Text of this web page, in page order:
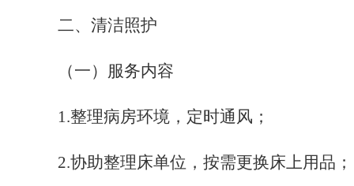
二、清洁照护
（一）服务内容
1.整理病房环境，定时通风；
2.协助整理床单位，按需更换床上用品；